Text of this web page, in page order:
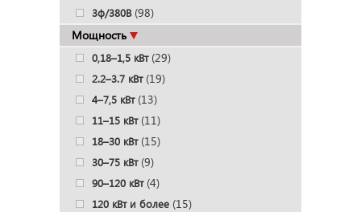
3ф/380В (98)
Мощность
0,18–1,5 кВт (29)
2.2–3.7 кВт (19)
4–7,5 кВт (13)
11–15 кВт (11)
18–30 кВт (15)
30–75 кВт (9)
90–120 кВт (4)
120 кВт и более (15)